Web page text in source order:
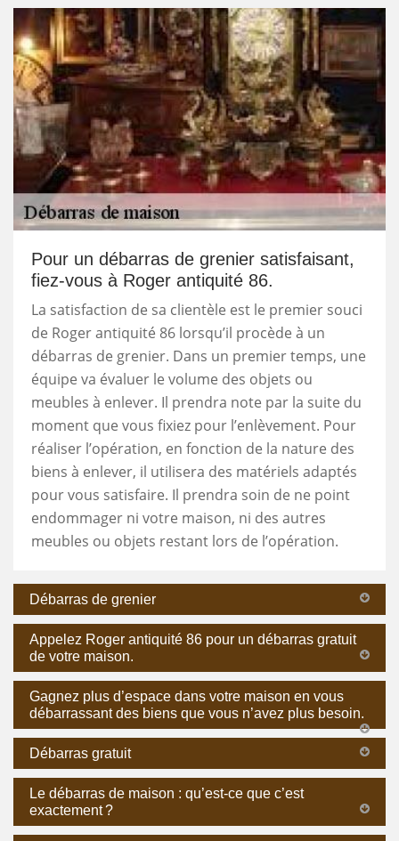
Pour un débarras de grenier satisfaisant,
fiez-vous à Roger antiquité 86.
La satisfaction de sa clientèle est le premier souci
de Roger antiquité 86 lorsqu’il procède à un
débarras de grenier. Dans un premier temps, une
équipe va évaluer le volume des objets ou
meubles à enlever. Il prendra note par la suite du
moment que vous fixiez pour l’enlèvement. Pour
réaliser l’opération, en fonction de la nature des
biens à enlever, il utilisera des matériels adaptés
pour vous satisfaire. Il prendra soin de ne point
endommager ni votre maison, ni des autres
meubles ou objets restant lors de l’opération.
Débarras de grenier
Appelez Roger antiquité 86 pour un débarras gratuit
de votre maison.
Gagnez plus d’espace dans votre maison en vous
débarrassant des biens que vous n’avez plus besoin.
Débarras gratuit
Le débarras de maison : qu’est-ce que c’est
exactement ?